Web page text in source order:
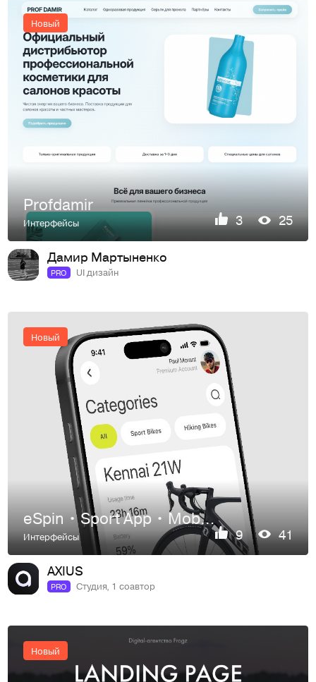
Новый
Profdamir
Интерфейсы 3 25
Дамир Мартыненко
PRO UI дизайн
Новый
eSpin • Sport App • Mobile App • UI UX
Интерфейсы 9 41
AXIUS
PRO Студия, 1 соавтор
Новый